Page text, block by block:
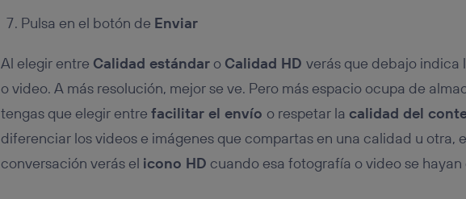
Pulsa en el botón de Enviar
Al elegir entre Calidad estándaro Calidad HD verás que debajo indica
o video. A más resolución, mejor se ve. Pero más espacio ocupa de
tengas que elegir entre facilitar el envío o respetar la calidad del
diferenciar los videos e imágenes que compartas en una calidad u otra,
conversación verás el icono HD cuando esa fotografía o video se